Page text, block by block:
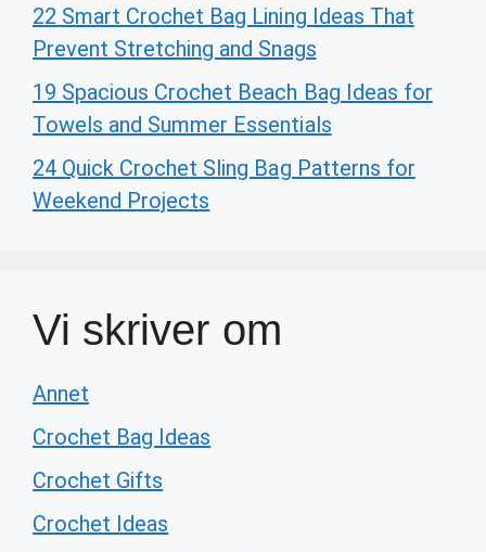
22 Smart Crochet Bag Lining Ideas That
Prevent Stretching and Snags
19 Spacious Crochet Beach Bag Ideas for
Towels and Summer Essentials
24 Quick Crochet Sling Bag Patterns for
Weekend Projects
Vi skriver om
Annet
Crochet Bag Ideas
Crochet Gifts
Crochet Ideas